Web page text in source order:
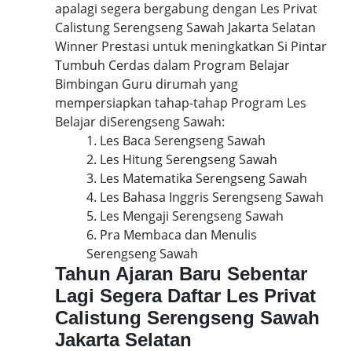
apalagi segera bergabung dengan Les Privat
Calistung Serengseng Sawah Jakarta Selatan
Winner Prestasi untuk meningkatkan Si Pintar
Tumbuh Cerdas dalam Program Belajar
Bimbingan Guru dirumah yang
mempersiapkan tahap-tahap Program Les
Belajar diSerengseng Sawah:
1. Les Baca Serengseng Sawah
2. Les Hitung Serengseng Sawah
3. Les Matematika Serengseng Sawah
4. Les Bahasa Inggris Serengseng Sawah
5. Les Mengaji Serengseng Sawah
6. Pra Membaca dan Menulis
Serengseng Sawah
Tahun Ajaran Baru Sebentar
Lagi Segera Daftar Les Privat
Calistung Serengseng Sawah
Jakarta Selatan